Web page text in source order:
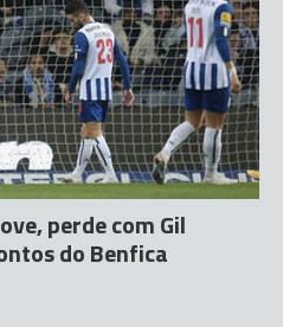
perde com Gil
do Benfica